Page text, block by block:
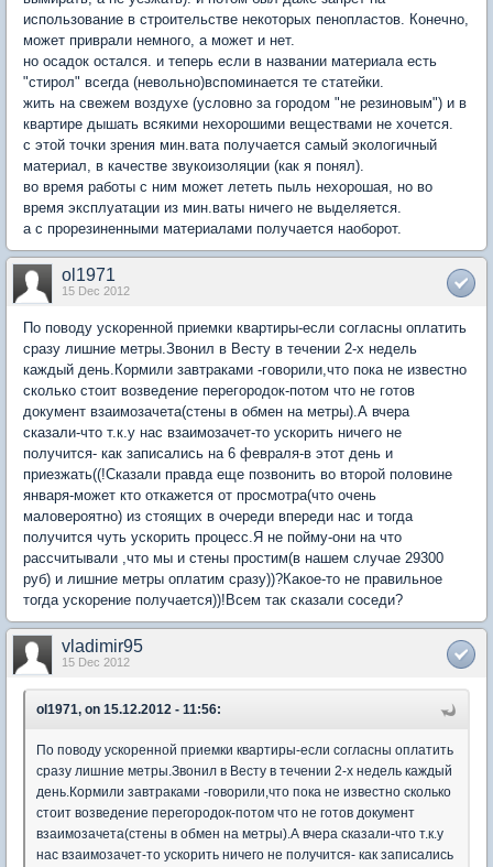
использование в строительстве некоторых пенопластов. Конечно,
может приврали немного, а может и нет.
но осадок остался. и теперь если в названии материала есть
"стирол" всегда (невольно)вспоминается те статейки.
жить на свежем воздухе (условно за городом "не резиновым") и в
квартире дышать всякими нехорошими веществами не хочется.
с этой точки зрения мин.вата получается самый экологичный
материал, в качестве звукоизоляции (как я понял).
во время работы с ним может лететь пыль нехорошая, но во
время эксплуатации из мин.ваты ничего не выделяется.
а с прорезиненными материалами получается наоборот.
ol1971
15 Dec 2012
По поводу ускоренной приемки квартиры-если согласны оплатить
сразу лишние метры.Звонил в Весту в течении 2-х недель
каждый день.Кормили завтраками -говорили,что пока не известно
сколько стоит возведение перегородок-потом что не готов
документ взаимозачета(стены в обмен на метры).А вчера
сказали-что т.к.у нас взаимозачет-то ускорить ничего не
получится- как записались на 6 февраля-в этот день и
приезжать((!Сказали правда еще позвонить во второй половине
января-может кто откажется от просмотра(что очень
маловероятно) из стоящих в очереди впереди нас и тогда
получится чуть ускорить процесс.Я не пойму-они на что
рассчитывали ,что мы и стены простим(в нашем случае 29300
руб) и лишние метры оплатим сразу))?Какое-то не правильное
тогда ускорение получается))!Всем так сказали соседи?
vladimir95
15 Dec 2012
ol1971, on 15.12.2012 - 11:56:
По поводу ускоренной приемки квартиры-если согласны оплатить
сразу лишние метры.Звонил в Весту в течении 2-х недель каждый
день.Кормили завтраками -говорили,что пока не известно сколько
стоит возведение перегородок-потом что не готов документ
взаимозачета(стены в обмен на метры).А вчера сказали-что т.к.у
нас взаимозачет-то ускорить ничего не получится- как записались